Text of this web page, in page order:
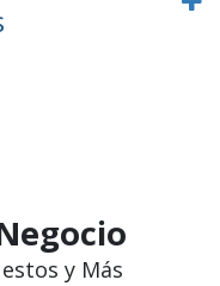
y Más